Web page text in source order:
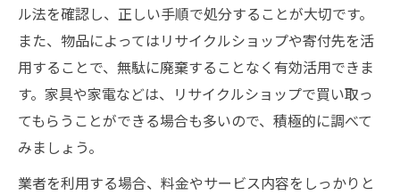
ル法を確認し、正しい手順で処分することが大切です。
また、物品によってはリサイクルショップや寄付先を活
用することで、無駄に廃棄することなく有効活用できま
す。家具や家電などは、リサイクルショップで買い取っ
てもらうことができる場合も多いので、積極的に調べて
みましょう。
業者を利用する場合、料金やサービス内容をしっかりと